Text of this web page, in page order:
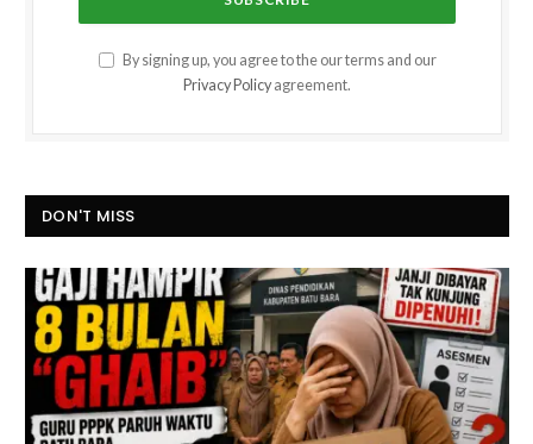
By signing up, you agree to the our terms and our
Privacy Policy agreement.
DON'T MISS